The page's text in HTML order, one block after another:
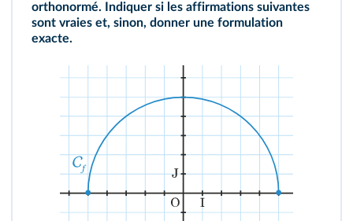
orthonormé. Indiquer si les affirmations suivantes
sont vraies et, sinon, donner une formulation
exacte.